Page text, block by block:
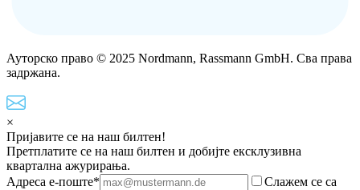
Ауторско право © 2025 Nordmann, Rassmann GmbH. Сва права
задржана.
×
Пријавите се на наш билтен!
Претплатите се на наш билтен и добијте ексклузивна
квартална ажурирања.
Адреса е-поште*
Слажем се са